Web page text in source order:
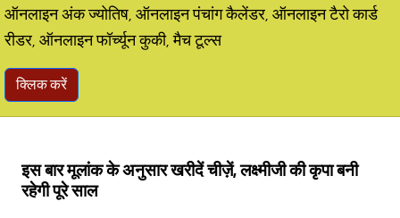
ऑनलाइन अंक ज्योतिष, ऑनलाइन पंचांग कैलेंडर, ऑनलाइन टैरो कार्ड
रीडर, ऑनलाइन फॉर्च्यून कुकी, मैच टूल्स
क्लिक करें
इस बार मूलांक के अनुसार खरीदें चीज़ें, लक्ष्मीजी की कृपा बनी
रहेगी पूरे साल